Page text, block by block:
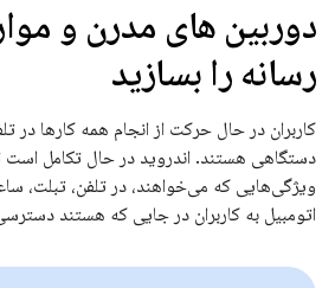
دوربین های مدرن و
رسانه را بسازید
کاربران در حال حرکت از انجام همه کارها در
دستگاهی هستند. اندروید در حال تکامل است
ویژگی‌هایی که می‌خواهند، در تلفن، تبلت،
اتومبیل به کاربران در جایی که هستند